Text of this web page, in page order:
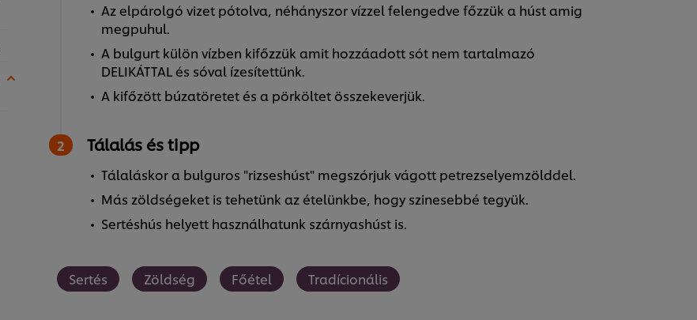
Az elpárolgó vizet pótolva, néhányszor vízzel felengedve főzzük a húst amig
megpuhul.
A bulgurt külön vízben kifőzzük amit hozzáadott sót nem tartalmazó
DELIKÁTTAL és sóval ízesítettünk.
A kifőzött búzatöretet és a pörköltet összekeverjük.
Tálalás és tipp
Tálaláskor a bulguros "rizseshúst" megszórjuk vágott petrezselyemzölddel.
Más zöldségeket is tehetünk az ételünkbe, hogy szinesebbé tegyük.
Sertéshús helyett használhatunk szárnyashúst is.
Sertés Zöldség Főétel Tradícionális